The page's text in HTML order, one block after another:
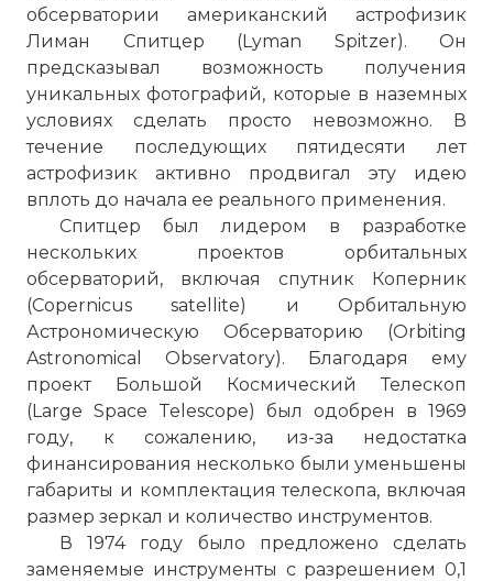
обсерватории американский астрофизик
Лиман Спитцер (Lyman Spitzer). Он
предсказывал возможность получения
уникальных фотографий, которые в наземных
условиях сделать просто невозможно. В
течение последующих пятидесяти лет
астрофизик активно продвигал эту идею
вплоть до начала ее реального применения.
Спитцер был лидером в разработке
нескольких проектов орбитальных
обсерваторий, включая спутник Коперник
(Copernicus satellite) и Орбитальную
Астрономическую Обсерваторию (Orbiting
Astronomical Observatory). Благодаря ему
проект Большой Космический Телескоп
(Large Space Telescope) был одобрен в 1969
году, к сожалению, из-за недостатка
финансирования несколько были уменьшены
габариты и комплектация телескопа, включая
размер зеркал и количество инструментов.
В 1974 году было предложено сделать
заменяемые инструменты с разрешением 0,1